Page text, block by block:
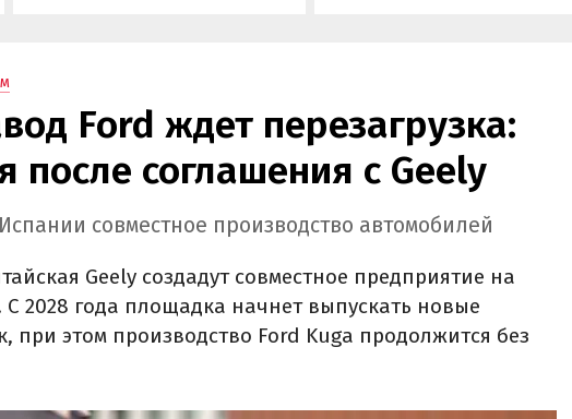
Ford ждет перезагрузка:
после соглашения с Geely
совместное производство автомобилей
Geely создадут совместное предприятие на
2028 года площадка начнет выпускать новые
при этом производство Ford Kuga продолжится без